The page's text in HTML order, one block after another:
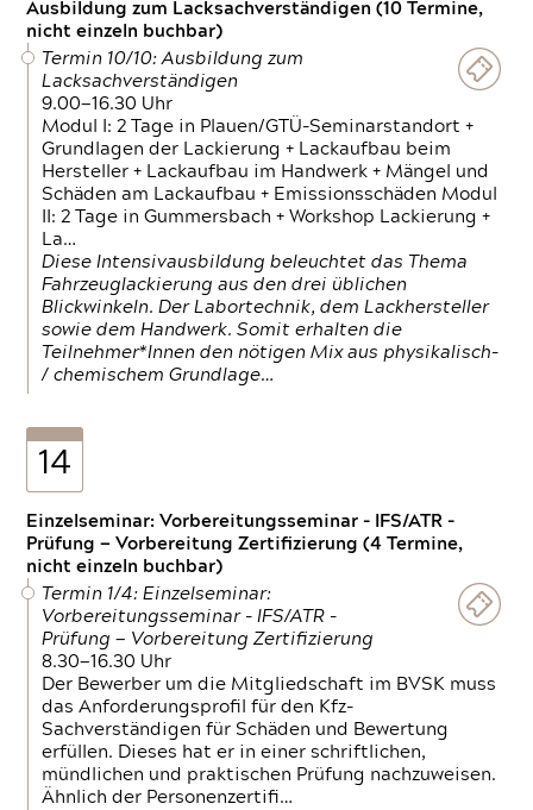
Ausbildung zum Lacksachverständigen (10 Termine,
nicht einzeln buchbar)
Termin 10/10: Ausbildung zum
Lacksachverständigen
9.00—16.30 Uhr
Modul I: 2 Tage in Plauen/GTÜ-Seminarstandort +
Grundlagen der Lackierung + Lackaufbau beim
Hersteller + Lackaufbau im Handwerk + Mängel und
Schäden am Lackaufbau + Emissionsschäden Modul
II: 2 Tage in Gummersbach + Workshop Lackierung +
La…
Diese Intensivausbildung beleuchtet das Thema
Fahrzeuglackierung aus den drei üblichen
Blickwinkeln. Der Labortechnik, dem Lackhersteller
sowie dem Handwerk. Somit erhalten die
Teilnehmer*Innen den nötigen Mix aus physikalisch-
/ chemischem Grundlage…
14
Einzelseminar: Vorbereitungsseminar - IFS/ATR -
Prüfung — Vorbereitung Zertifizierung (4 Termine,
nicht einzeln buchbar)
Termin 1/4: Einzelseminar:
Vorbereitungsseminar - IFS/ATR -
Prüfung — Vorbereitung Zertifizierung
8.30—16.30 Uhr
Der Bewerber um die Mitgliedschaft im BVSK muss
das Anforderungsprofil für den Kfz-
Sachverständigen für Schäden und Bewertung
erfüllen. Dieses hat er in einer schriftlichen,
mündlichen und praktischen Prüfung nachzuweisen.
Ähnlich der Personenzertifi…